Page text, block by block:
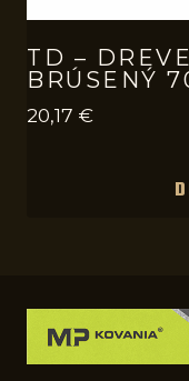
TD –
BRÚSENÝ
20,17 €